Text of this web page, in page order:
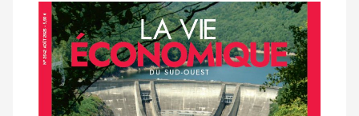
Notre
dernier
magazine